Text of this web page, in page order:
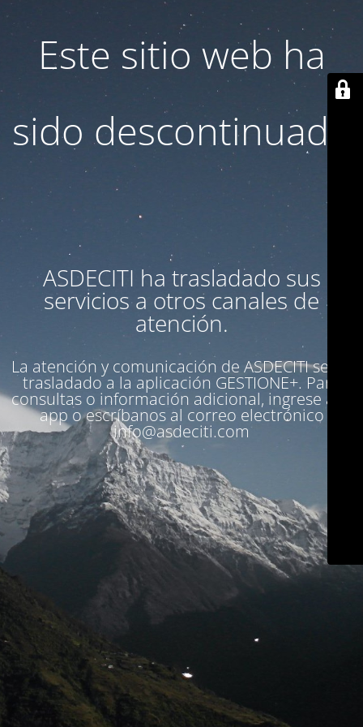
Este sitio web ha
sido descontinuado
ASDECITI ha trasladado sus
servicios a otros canales de
atención.
La atención y comunicación de ASDECITI se ha
trasladado a la aplicación GESTIONE+. Para
consultas o información adicional, ingrese a la
app o escríbanos al correo electrónico
info@asdeciti.com